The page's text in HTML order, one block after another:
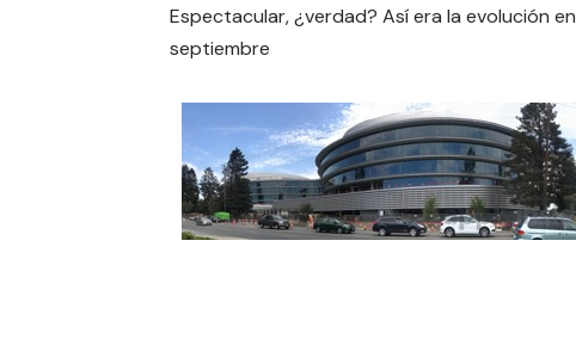
Espectacular, ¿verdad? Así era la evolución en
septiembre